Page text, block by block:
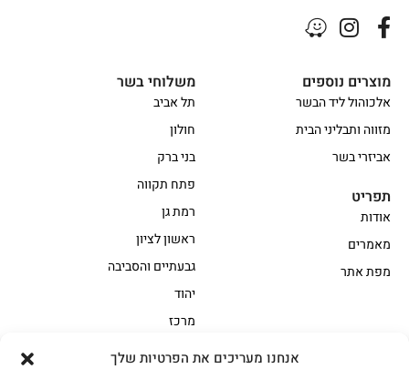
אנחנו מעריכים את הפרטיות שלך
משלוחי בשר
תל אביב
חולון
בני ברק
פתח תקווה
רמת גן
ראשון לציון
גבעתיים והסביבה
יהוד
מרכז
מוצרים נוספים
אלכוהול ליד הבשר
מזווה ותבליני הבית
אביזרי בשר
תפריט
אודות
מאמרים
מפת אתר